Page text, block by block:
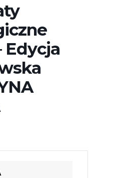
Edycja